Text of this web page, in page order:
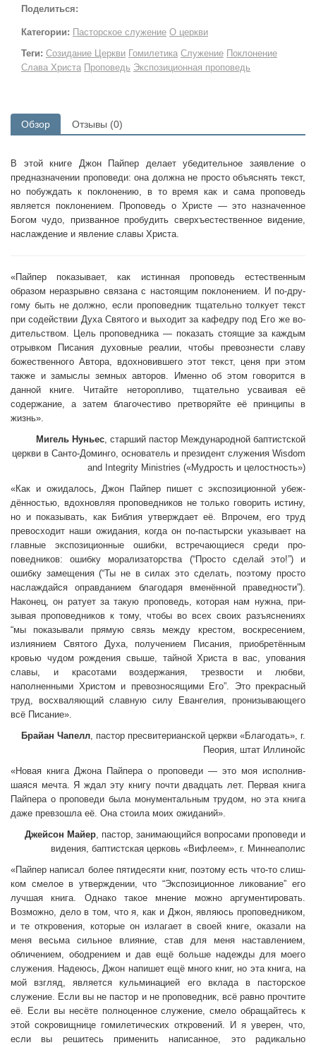
Поделиться:
Категории: Пасторское служение О церкви
Теги: Созидание Церкви Гомилетика Служение Поклонение
Слава Христа Проповедь Экспозиционная проповедь
Обзор Отзывы (0)
В этой книге Джон Пайпер делает убедительное заявление о
предназна­чении проповеди: она должна не просто объяснять текст,
но побуждать к поклонению, в то время как и сама проповедь
является поклонением. Проповедь о Христе — это назначенное
Богом чудо, призванное пробу­дить сверхъестественное видение,
наслаждение и явление славы Христа.
«Пайпер показывает, как истинная проповедь естественным
образом неразрывно связана с настоящим поклонением. И по-дру­
гому быть не должно, если проповедник тщательно толкует текст
при содействии Духа Святого и выходит за кафедру под Его же во­
дительством. Цель проповедника — показать стоящие за каждым
отрывком Писания духовные реалии, чтобы превознести славу
боже­ственного Автора, вдохновившего этот текст, ценя при этом
также и замыслы земных авторов. Именно об этом говорится в
данной книге. Читайте неторопливо, тщательно усваивая её
содержание, а затем благочестиво претворяйте её принципы в
жизнь».
Мигель Нуньес, старший пастор Международной баптист­ской
церкви в Санто-Доминго, основатель и президент служения Wisdom
and Integrity Ministries («Мудрость и целостность»)
«Как и ожидалось, Джон Пайпер пишет с экспозиционной убеж­
дённостью, вдохновляя проповедников не только говорить истину,
но и показывать, как Библия утверждает её. Впрочем, его труд
превосходит наши ожидания, когда он по-пастырски указывает на
главные экспозиционные ошибки, встречающиеся среди про­
поведников: ошибку морализаторства (“Просто сделай это!”) и
ошибку замещения (“Ты не в силах это сделать, поэтому просто
наслаждайся оправданием благодаря вменённой праведности”).
Наконец, он ратует за такую проповедь, которая нам нужна, при­
зывая проповедников к тому, чтобы во всех своих разъяснениях
“мы показывали прямую связь между крестом, воскресением,
излиянием Святого Духа, получением Писания, приобретённым
кровью чудом рождения свыше, тайной Христа в вас, упования
славы, и красотами воздержания, трезвости и любви,
наполненными Христом и превозносящими Его”. Это прекрасный
труд, восхва­ляющий славную силу Евангелия, пронизывающего
всё Писание».
Брайан Чапелл, пастор пресвитерианской церкви «Благо­дать», г.
Пеория, штат Иллинойс
«Новая книга Джона Пайпера о проповеди — это моя исполнив­
шаяся мечта. Я ждал эту книгу почти двадцать лет. Первая книга
Пайпера о проповеди была монументальным трудом, но эта книга
даже превзошла её. Она стоила моих ожиданий».
Джейсон Майер, пастор, занимающийся вопросами проповеди и
видения, баптистская церковь «Вифлеем», г. Миннеаполис
«Пайпер написал более пятидесяти книг, поэтому есть что-то слиш­
ком смелое в утверждении, что “Экспозиционное ликование” его
лучшая книга. Однако такое мнение можно аргументировать.
Возможно, дело в том, что я, как и Джон, являюсь проповедни­ком,
и те откровения, которые он излагает в своей книге, оказали на
меня весьма сильное влияние, став для меня наставлением,
обличением, ободрением и дав ещё больше надежды для моего
служения. Надеюсь, Джон напишет ещё много книг, но эта книга, на
мой взгляд, является кульминацией его вклада в пасторское
служение. Если вы не пастор и не проповедник, всё равно прочти­те
её. Если вы несёте полноценное служение, смело обращайтесь к
этой сокровищнице гомилетических откровений. И я уверен, что,
если вы решитесь применить написанное, это радикально